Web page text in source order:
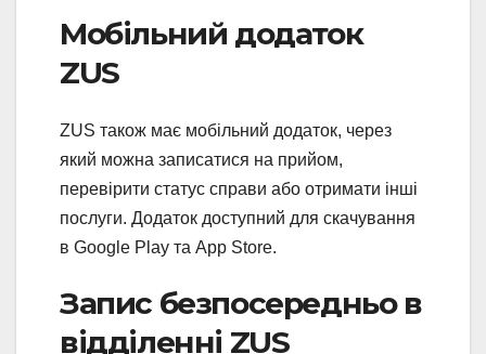
Мобільний додаток
ZUS
ZUS також має мобільний додаток, через
який можна записатися на прийом,
перевірити статус справи або отримати інші
послуги. Додаток доступний для скачування
в Google Play та App Store.
Запис безпосередньо в
відділенні ZUS